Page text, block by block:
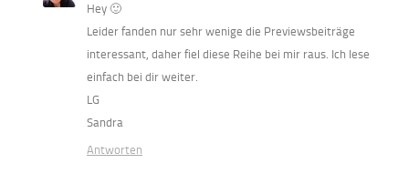
Hey 🙂
Leider fanden nur sehr wenige die Previewsbeiträge
interessant, daher fiel diese Reihe bei mir raus. Ich lese
einfach bei dir weiter.
LG
Sandra
Antworten